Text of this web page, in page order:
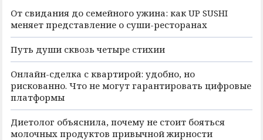
От свидания до семейного ужина: как UP SUSHI
меняет представление о суши-ресторанах
Путь души сквозь четыре стихии
Онлайн-сделка с квартирой: удобно, но
рискованно. Что не могут гарантировать цифровые
платформы
Диетолог объяснила, почему не стоит бояться
молочных продуктов привычной жирности